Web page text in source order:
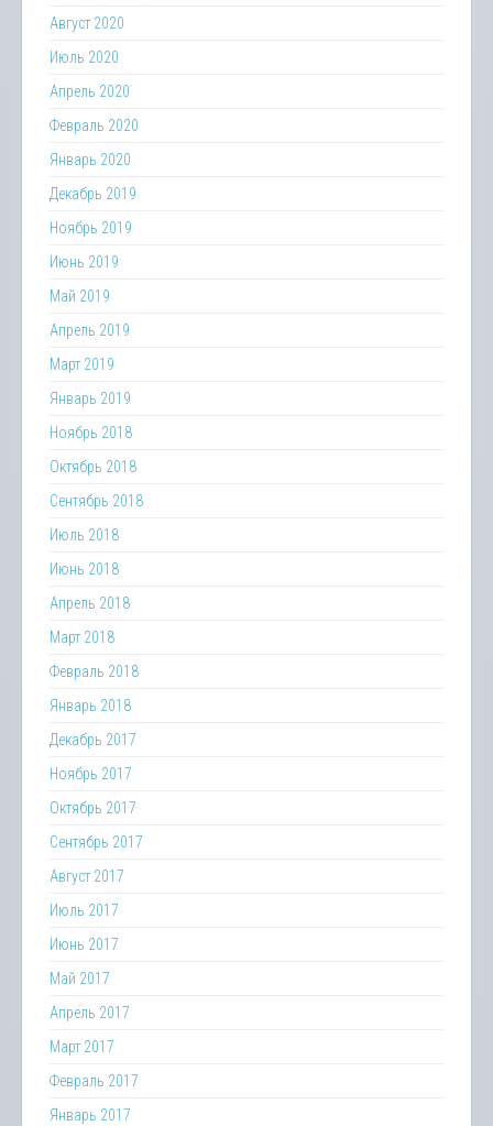
Август 2020
Июль 2020
Апрель 2020
Февраль 2020
Январь 2020
Декабрь 2019
Ноябрь 2019
Июнь 2019
Май 2019
Апрель 2019
Март 2019
Январь 2019
Ноябрь 2018
Октябрь 2018
Сентябрь 2018
Июль 2018
Июнь 2018
Апрель 2018
Март 2018
Февраль 2018
Январь 2018
Декабрь 2017
Ноябрь 2017
Октябрь 2017
Сентябрь 2017
Август 2017
Июль 2017
Июнь 2017
Май 2017
Апрель 2017
Март 2017
Февраль 2017
Январь 2017